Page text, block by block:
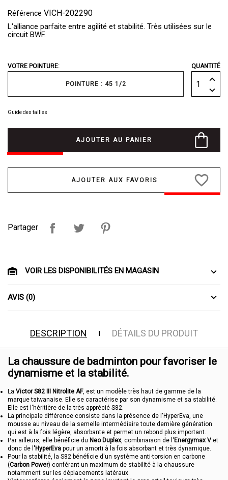
Référence VICH-202290
L'alliance parfaite entre agilité et stabilité. Très utilisées sur le
circuit BWF.
VOTRE POINTURE:
POINTURE : 45 1/2
QUANTITÉ
Guide des tailles
AJOUTER AU PANIER
favorite_border
Partager
VOIR LES DISPONIBILITÉS EN MAGASIN
AVIS (0)
DESCRIPTION DÉTAILS DU PRODUIT
La chaussure de badminton pour favoriser le
dynamisme et la stabilité.
La Victor S82 III Nitrolite AF, est un modèle très haut de gamme de la
marque taiwanaise. Elle se caractérise par son dynamisme et sa stabilité.
Elle est l'héritière de la très apprécié S82.
La principale différence consiste dans la présence de l'HyperEva, une
mousse au niveau de la semelle intermédiaire toute dernière génération
qui est à la fois légère, absorbante et permet un rebond plus important.
Par ailleurs, elle bénéficie du Neo Duplex, combinaison de l' Energymax V et
donc de l 'HyperEva pour un amorti à la fois absorbant et très dynamique.
Pour la stabilité, la S82 bénéficie d'un système anti-torsion en carbone
(Carbon Power) conférant un maximum de stabilité à la chaussure
notamment sur les déplacements latéraux.